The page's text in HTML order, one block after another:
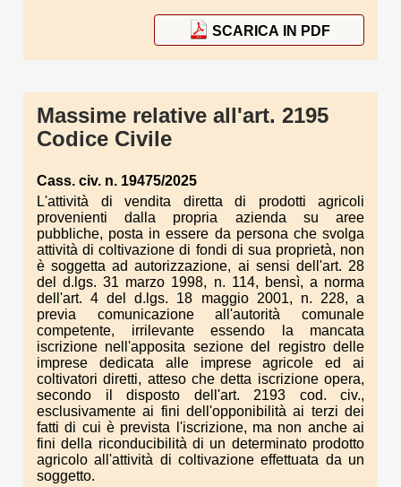
SCARICA IN PDF
Massime relative all'art. 2195
Codice Civile
Cass. civ. n. 19475/2025
L'attività di vendita diretta di prodotti agricoli
provenienti dalla propria azienda su aree
pubbliche, posta in essere da persona che svolga
attività di coltivazione di fondi di sua proprietà, non
è soggetta ad autorizzazione, ai sensi dell'art. 28
del d.lgs. 31 marzo 1998, n. 114, bensì, a norma
dell'art. 4 del d.lgs. 18 maggio 2001, n. 228, a
previa comunicazione all'autorità comunale
competente, irrilevante essendo la mancata
iscrizione nell'apposita sezione del registro delle
imprese dedicata alle imprese agricole ed ai
coltivatori diretti, atteso che detta iscrizione opera,
secondo il disposto dell'art. 2193 cod. civ.,
esclusivamente ai fini dell'opponibilità ai terzi dei
fatti di cui è prevista l'iscrizione, ma non anche ai
fini della riconducibilità di un determinato prodotto
agricolo all'attività di coltivazione effettuata da un
soggetto.